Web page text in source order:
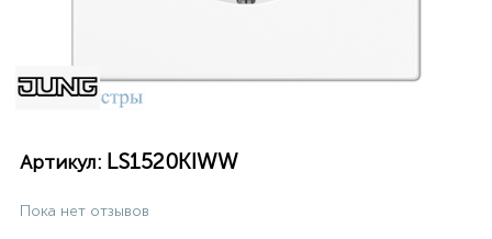
Артикул: LS1520KIWW
Пока нет отзывов